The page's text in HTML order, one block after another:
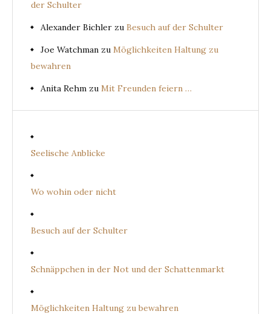
der Schulter
Alexander Bichler zu Besuch auf der Schulter
Joe Watchman zu Möglichkeiten Haltung zu
bewahren
Anita Rehm zu Mit Freunden feiern …
Seelische Anblicke
Wo wohin oder nicht
Besuch auf der Schulter
Schnäppchen in der Not und der Schattenmarkt
Möglichkeiten Haltung zu bewahren